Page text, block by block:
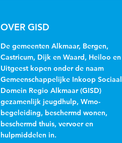
OVER GISD
De gemeenten Alkmaar, Bergen,
Castricum, Dijk en Waard, Heiloo en
Uitgeest kopen onder de naam
Gemeenschappelijke Inkoop Sociaal
Domein Regio Alkmaar (GISD)
gezamenlijk jeugdhulp, Wmo-
begeleiding, beschermd wonen,
beschermd thuis, vervoer en
hulpmiddelen in.